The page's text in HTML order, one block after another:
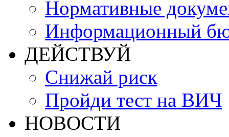
Нормативные
Информационный
ДЕЙСТВУЙ
Снижай риск
Пройди тест на ВИЧ
НОВОСТИ